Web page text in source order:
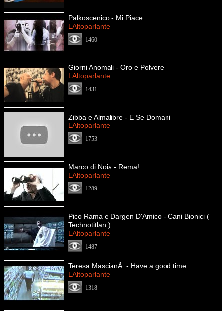
Palkoscenico - Mi Piace
LAltoparlante
1460
Giorni Anomali - Oro e Polvere
LAltoparlante
1431
Zibba e Almalibre - E Se Domani
LAltoparlante
1753
Marco di Noia - Rema!
LAltoparlante
1289
Pico Rama e Dargen D'Amico - Cani Bionici (
Technotitlan )
LAltoparlante
1487
Teresa MascianÃ - Have a good time
LAltoparlante
1318